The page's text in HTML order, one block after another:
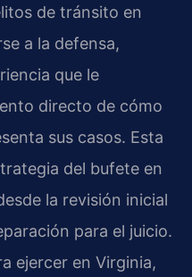
de tránsito en
a la defensa,
que le
directo de cómo
sus casos. Esta
del bufete en
la revisión inicial
para el juicio.
ejercer en Virginia,